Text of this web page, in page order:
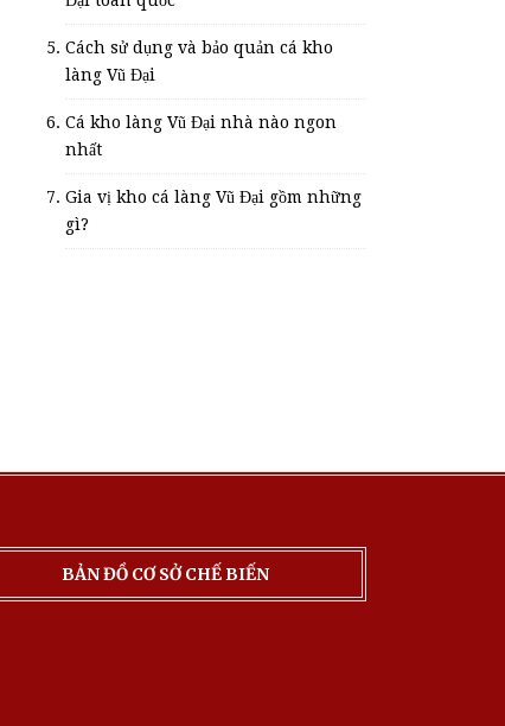
Cách sử dụng và bảo quản cá kho
làng Vũ Đại
Cá kho làng Vũ Đại nhà nào ngon
nhất
Gia vị kho cá làng Vũ Đại gồm những
gì?
BẢN ĐỒ CƠ SỞ CHẾ BIẾN